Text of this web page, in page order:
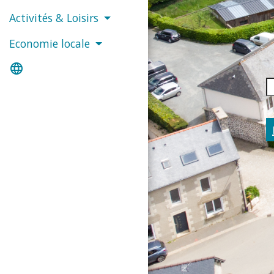
Activités & Loisirs
Economie locale
language